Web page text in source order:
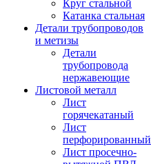
Круг стальной
Катанка стальная
Детали трубопроводов
и метизы
Детали
трубопровода
нержавеющие
Листовой металл
Лист
горячекатаный
Лист
перфорированный
Лист просечно-